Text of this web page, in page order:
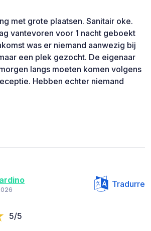
met grote plaatsen. Sanitair oke.
vantevoren voor 1 nacht geboekt
was er niemand aanwezig bij
een plek gezocht. De eigenaar
langs moeten komen volgens
Hebben echter niemand
Tradurre
5/5